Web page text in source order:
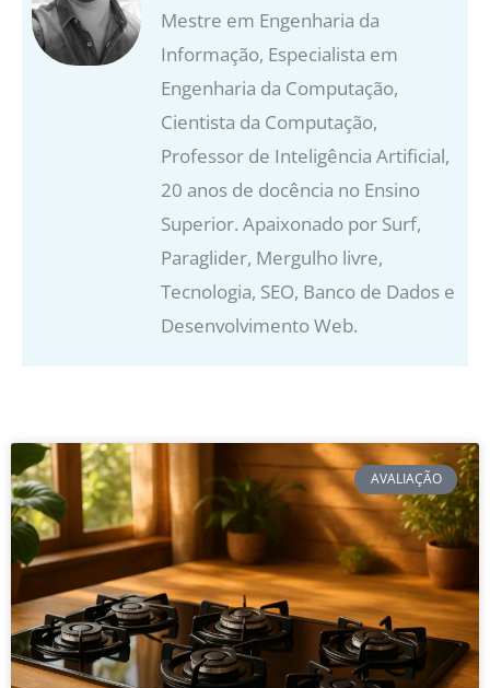
Mestre em Engenharia da
Informação, Especialista em
Engenharia da Computação,
Cientista da Computação,
Professor de Inteligência Artificial,
20 anos de docência no Ensino
Superior. Apaixonado por Surf,
Paraglider, Mergulho livre,
Tecnologia, SEO, Banco de Dados e
Desenvolvimento Web.
AVALIAÇÃO